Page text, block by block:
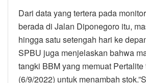
Dari data yang tertera pada
berada di Jalan Diponegoro itu,
hingga satu setengah hari ke
SPBU juga menjelaskan bahwa
tangki BBM yang memuat
(6/9/2022) untuk menambah